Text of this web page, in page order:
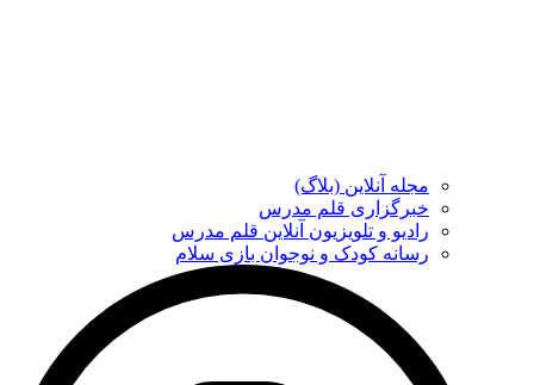
مجله آنلاین (بلاگ)
خبرگزاری قلم مدرس
رادیو و تلویزیون آنلاین قلم مدرس
رسانه کودک و نوجوان بازی سلام